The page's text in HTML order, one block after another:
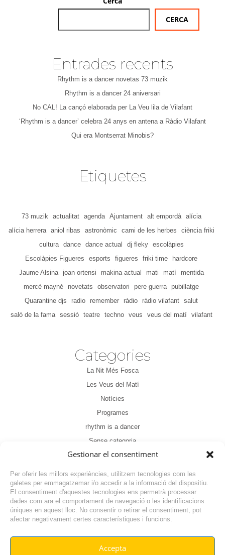
Gestionar el consentiment
Per oferir les millors experiències, utilitzem tecnologies com les
galetes per emmagatzemar i/o accedir a la informació del dispositiu.
El consentiment d'aquestes tecnologies ens permetrà processar
dades com ara el comportament de navegació o les identificacions
úniques en aquest lloc. No consentir o retirar el consentiment, pot
afectar negativament certes característiques i funcions.
Accepta
CERCA
Entrades recents
Rhythm is a dancer novetas 73 muzik
Rhythm is a dancer 24 aniversari
No CAL! La cançó elaborada per La Veu lila de Vilafant
‘Rhythm is a dancer’ celebra 24 anys en antena a Ràdio Vilafant
Qui era Montserrat Minobis?
Etiquetes
73 muzik actualitat agenda Ajuntament alt empordà
alícia
alícia herrera
aniol ribas astronòmic cami de les herbes
ciència friki
cultura
dance dance actual dj fleky
escolàpies
Escolàpies Figueres
esports figueres friki time
hardcore
Jaume Alsina
joan ortensi makina actual mati matí
mentida
mercè mayné
novetats observatori pere guerra pubillatge
Quarantine djs
radio remember ràdio ràdio vilafant salut
saló de la fama
sessió teatre techno veus veus del matí vilafant
Categories
La Nit Més Fosca
Les Veus del Matí
Notícies
Programes
rhythm is a dancer
Sense categoria
Tertúlia
1 2 3 4
© RADIO VILAFANT 2024